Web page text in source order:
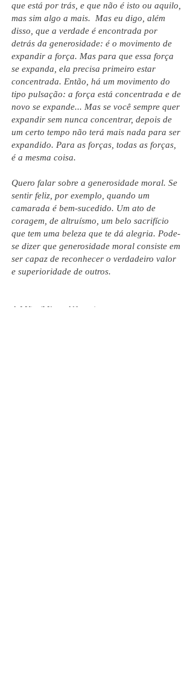
que está por trás, e que não é isto ou aquilo,
mas sim algo a mais. Mas eu digo, além
disso, que a verdade é encontrada por
detrás da generosidade: é o movimento de
expandir a força. Mas para que essa força
se expanda, ela precisa primeiro estar
concentrada. Então, há um movimento do
tipo pulsação: a força está concentrada e de
novo se expande... Mas se você sempre quer
expandir sem nunca concentrar, depois de
um certo tempo não terá mais nada para ser
expandido. Para as forças, todas as forças,
é a mesma coisa.
Quero falar sobre a generosidade moral. Se
sentir feliz, por exemplo, quando um
camarada é bem-sucedido. Um ato de
coragem, de altruísmo, um belo sacrifício
que tem uma beleza que te dá alegria. Pode-
se dizer que generosidade moral consiste em
ser capaz de reconhecer o verdadeiro valor
e superioridade de outros.
A Mãe (Mirra Alfassa)